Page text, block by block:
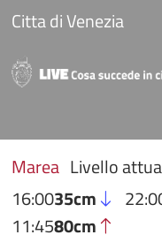
Salta al contenuto
Citta di Venezia
Marea Livello
16:0035cm
11:4580cm